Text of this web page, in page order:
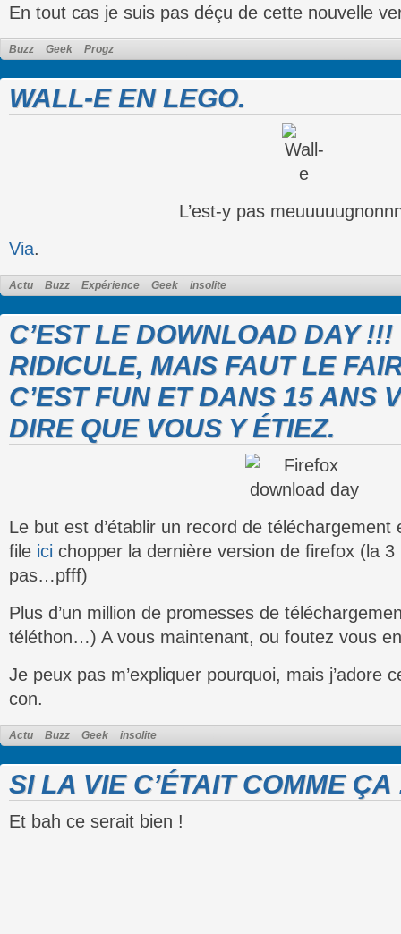
En tout cas je suis pas déçu de cette nouvelle
Buzz Geek Progz
WALL-E EN LEGO.
L’est-y pas
Via.
Actu Buzz Expérience Geek insolite
C’EST LE DOWNLOAD DAY !!!
RIDICULE, MAIS FAUT LE
C’EST FUN ET DANS 15 ANS
DIRE QUE VOUS Y ÉTIEZ.
Le but est d’établir un record de téléchargement
file ici chopper la dernière version de firefox (la
pas…pfff)
Plus d’un million de promesses de
téléthon…) A vous maintenant, ou foutez vous
Je peux pas m’expliquer pourquoi, mais j’adore
con.
Actu Buzz Geek insolite
SI LA VIE C’ÉTAIT COMME ÇA
Et bah ce serait bien !